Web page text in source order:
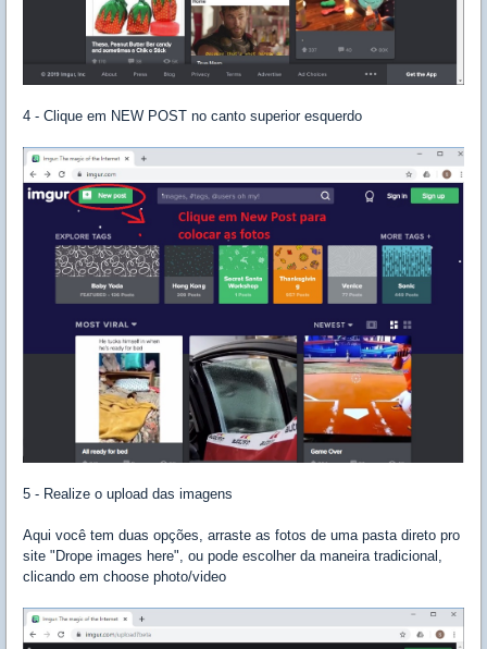
4 - Clique em NEW POST no canto superior esquerdo
5 - Realize o upload das imagens
Aqui você tem duas opções, arraste as fotos de uma pasta direto pro
site "Drope images here", ou pode escolher da maneira tradicional,
clicando em choose photo/video